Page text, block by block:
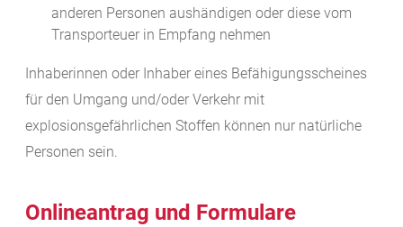
anderen Personen aushändigen oder diese vom
Transporteuer in Empfang nehmen
Inhaberinnen oder Inhaber eines Befähigungsscheines
für den Umgang und/oder Verkehr mit
explosionsgefährlichen Stoffen können nur natürliche
Personen sein.
Onlineantrag und Formulare